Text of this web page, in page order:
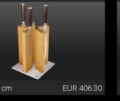
cm EUR 406.30